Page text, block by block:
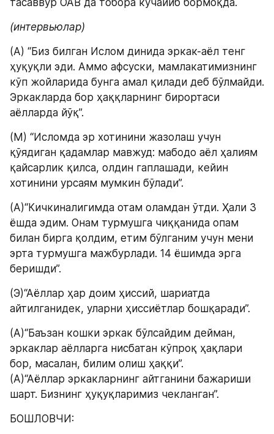
(интервьюлар)
(А) “Биз билган Ислом динида эркак-аёл тенг
ҳуқуқли эди. Аммо афсуски, мамлакатимизнинг
кўп жойларида бунга амал қилади деб бўлмайди.
Эркакларда бор ҳаққларнинг бирортаси
аёлларда йўқ”.
(М) “Исломда эр хотинини жазолаш учун
қўядиган қадамлар мавжуд: мабодо аёл ҳалиям
қайсарлик қилса, олдин гаплашади, кейин
хотинини урсаям мумкин бўлади”.
(А)“Кичкиналигимда отам оламдан ўтди. Ҳали 3
ёшда эдим. Онам турмушга чиққанида опам
билан бирга қолдим, етим бўлганим учун мени
эрта турмушга мажбурлади. 14 ёшимда эрга
беришди”.
(Э)“Аёллар ҳар доим ҳиссий, шариатда
айтилганидек, уларни ҳиссиётлар бошқаради”.
(А)“Баъзан кошки эркак бўлсайдим дейман,
эркаклар аёлларга нисбатан кўпроқ ҳақлари
бор, масалан, билим олиш ҳаққи”.
(А)“Аёллар эркакларнинг айтганини бажариши
шарт. Бизнинг ҳуқуқларимиз чекланган”.
БОШЛОВЧИ: